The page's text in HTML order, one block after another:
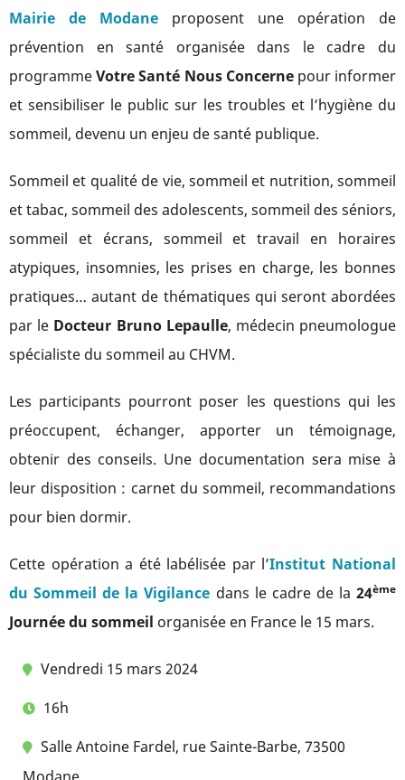
Mairie de Modane proposent une opération de
prévention en santé organisée dans le cadre du
programmeVotreSanté Nous Concerne pour informer
et sensibiliser le public sur les troubles et l’hygiène du
sommeil, devenu un enjeu de santé publique.
Sommeil et qualité de vie, sommeil et nutrition, sommeil
et tabac, sommeil des adolescents, sommeil des séniors,
sommeil et écrans, sommeil et travail en horaires
atypiques, insomnies, les prises en charge, les bonnes
pratiques… autant de thématiques qui seront abordées
par le Docteur Bruno Lepaulle, médecin pneumologue
spécialiste du sommeil au CHVM.
Les participants pourront poser les questions qui les
préoccupent, échanger, apporter un témoignage,
obtenir des conseils. Une documentation sera mise à
leur disposition : carnet du sommeil, recommandations
pour bien dormir.
Cette opération a été labélisée par l’Institut National
du Sommeil de la Vigilance dans le cadre de la 24ème
Journée du sommeil organisée en France le 15 mars.
Vendredi 15 mars 2024
16h
Salle Antoine Fardel, rue Sainte-Barbe, 73500